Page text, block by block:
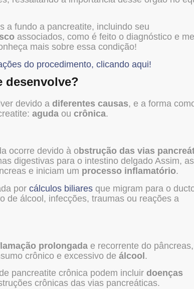
a fundo a pancreatite, incluindo seu
associados, como é feito o diagnóstico e
mais sobre essa condição!
do procedimento, clicando aqui!
desenvolve?
devido a diferentes causas, e a forma
aguda ou crônica.
ocorre devido à obstrução das vias
digestivas para o intestino delgado Assim, as
e iniciam um processo inflamatório.
por cálculos biliares que migram para o
de álcool, infecções, traumas ou reações a
prolongada e recorrente do
crônico e excessivo de álcool.
pancreatite crônica podem incluir doenças
crônicas das vias pancreáticas.